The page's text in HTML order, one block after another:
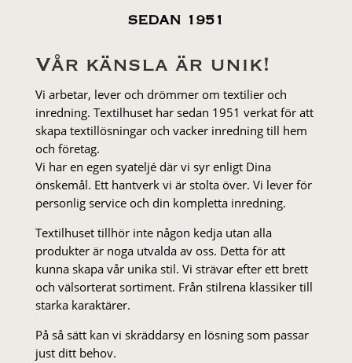
SEDAN 1951
Vår känsla är unik!
Vi arbetar, lever och drömmer om textilier och
inredning. Textilhuset har sedan 1951 verkat för att
skapa textillösningar och vacker inredning till hem
och företag.
Vi har en egen syateljé där vi syr enligt Dina
önskemål. Ett hantverk vi är stolta över. Vi lever för
personlig service och din kompletta inredning.
Textilhuset tillhör inte någon kedja utan alla
produkter är noga utvalda av oss. Detta för att
kunna skapa vår unika stil. Vi strä­var efter ett brett
och välsorterat sor­ti­ment. Från stil­rena klas­siker till
starka karaktärer.
På så sätt kan vi skräddarsy en lösning som passar
just ditt behov.